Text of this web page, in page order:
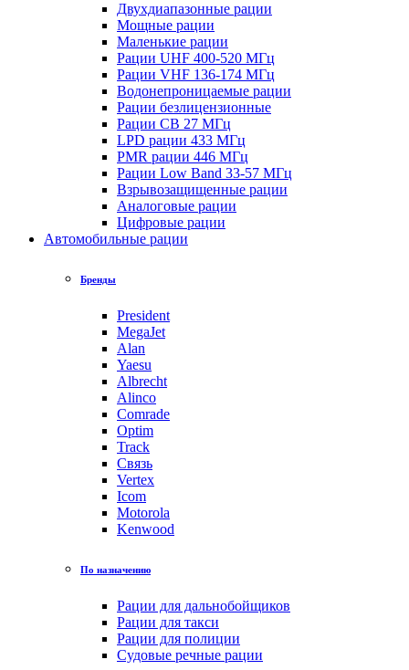
Двухдиапазонные рации
Мощные рации
Маленькие рации
Рации UHF 400-520 МГц
Рации VHF 136-174 МГц
Водонепроницаемые рации
Рации безлицензионные
Рации CB 27 МГц
LPD рации 433 МГц
PMR рации 446 МГц
Рации Low Band 33-57 МГц
Взрывозащищенные рации
Аналоговые рации
Цифровые рации
Автомобильные рации
Бренды
President
MegaJet
Alan
Yaesu
Albrecht
Alinco
Comrade
Optim
Track
Связь
Vertex
Icom
Motorola
Kenwood
По назначению
Рации для дальнобойщиков
Рации для такси
Рации для полиции
Судовые речные рации